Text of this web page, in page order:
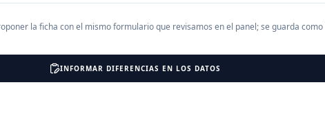
la ficha con el mismo formulario que revisamos en el panel; se guarda como
INFORMAR DIFERENCIAS EN LOS DATOS